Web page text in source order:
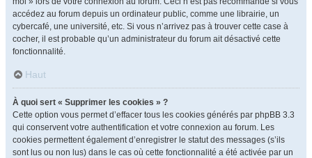
accédez au forum depuis un ordinateur public, comme une librairie, un
cybercafé, une université, etc. Si vous n’arrivez pas à trouver cette case à
cocher, il est probable qu’un administrateur du forum ait désactivé cette
fonctionnalité.
Haut
À quoi sert « Supprimer les cookies » ?
Cette option vous permet d’effacer tous les cookies générés par phpBB 3.3
qui conservent votre authentification et votre connexion au forum. Les
cookies permettent également d’enregistrer le statut des messages (s’ils
sont lus ou non lus) dans le cas où cette fonctionnalité a été activée par un